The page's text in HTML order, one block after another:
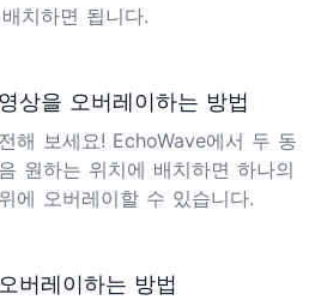
치하면 됩니다.
상을 오버레이하는 방법
해 보세요! EchoWave에서 두 동
원하는 위치에 배치하면 하나의
에 오버레이할 수 있습니다.
버레이하는 방법